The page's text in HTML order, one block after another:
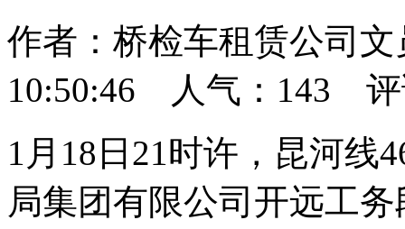
作者：桥检车租赁公司
10:50:46 人气： 143 评
1月18日21时许，昆河线
局集团有限公司开远工